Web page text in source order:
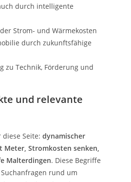
durch intelligente
Strom- und Wärmekosten
durch zukunftsfähige
zu Technik, Förderung und
und relevante
diese Seite:dynamischer
Meter, Stromkosten senken,
Malterdingen. Diese Begriffe
rund um